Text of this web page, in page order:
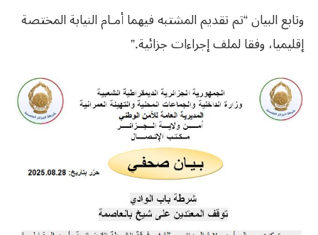
وتابع البيان “تم تقديم المشتبه فيهما أمـام النيابة المختصة
إقليميا، وفقا لملف إجراءات جزائية.”